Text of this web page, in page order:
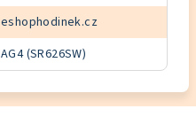
eshophodinek.cz
AG4 (SR626SW)